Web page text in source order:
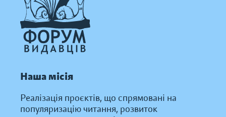
Наша місія
Реалізація проєктів, що спрямовані на
популяризацію читання, розвиток